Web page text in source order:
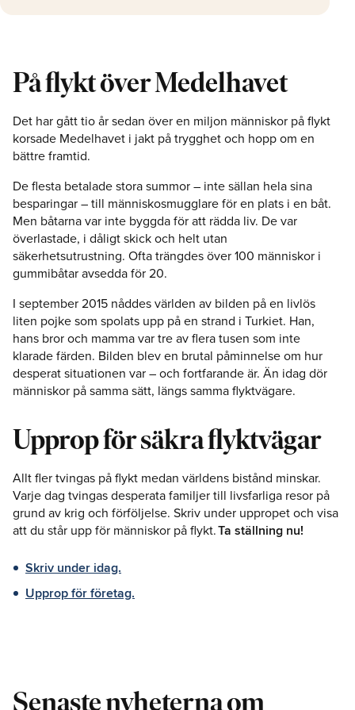
På flykt över Medelhavet
Det har gått tio år sedan över en miljon människor på flykt
korsade Medelhavet i jakt på trygghet och hopp om en
bättre framtid.
De flesta betalade stora summor – inte sällan hela sina
besparingar – till människosmugglare för en plats i en båt.
Men båtarna var inte byggda för att rädda liv. De var
överlastade, i dåligt skick och helt utan
säkerhetsutrustning. Ofta trängdes över 100 människor i
gummibåtar avsedda för 20.
I september 2015 nåddes världen av bilden på en livlös
liten pojke som spolats upp på en strand i Turkiet. Han,
hans bror och mamma var tre av flera tusen som inte
klarade färden. Bilden blev en brutal påminnelse om hur
desperat situationen var – och fortfarande är. Än idag dör
människor på samma sätt, längs samma flyktvägare.
Upprop för säkra flyktvägar
Allt fler tvingas på flykt medan världens bistånd minskar.
Varje dag tvingas desperata familjer till livsfarliga resor på
grund av krig och förföljelse. Skriv under uppropet och visa
att du står upp för människor på flykt.Ta ställning nu!
Skriv under idag.
Upprop för företag.
Senaste nyheterna om